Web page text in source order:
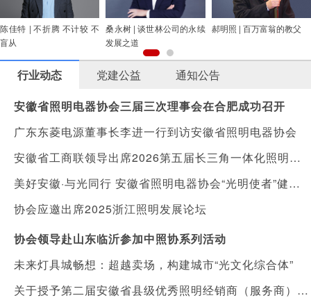
陈佳特 | 不折腾 不计较 不
盲从
桑永树 | 谈世林公司的永续
发展之道
郝明照 | 百万富翁的教父
行业动态 党建公益
通知公告
安徽省照明电器协会三届三次理事会在合肥成功召开
广东东菱电源董事长李进一行到访安徽省照明电器协会
安徽省工商联领导出席2026第五届长三角一体化照明产业生态发展大会
美好安徽·与光同行 安徽省照明电器协会“光明使者”健康照明进社区公益活动
协会应邀出席2025浙江照明发展论坛
协会领导赴山东临沂参加中照协系列活动
未来灯具城畅想：超越卖场，构建城市“光文化综合体”
关于授予第二届安徽省县级优秀照明经销商（服务商）“健康照明守护人”称号暨落实表彰及扶持措施的通知